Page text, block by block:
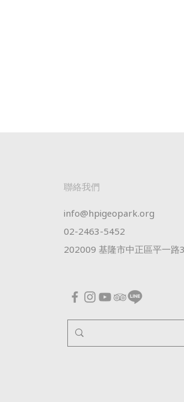
​聯絡我們
info@hpigeopark.org
02-2463-5452
202009 基隆市中正區平一路